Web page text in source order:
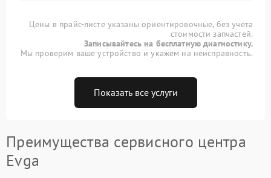
Цены в прайс-листе указаны ориентировочные, без учета
стоимости запчастей.
Записывайтесь на бесплатную диагностику.
Мы проверим ваше устройство и укажем на неисправность.
Показать все услуги
Преимущества сервисного центра
Evga